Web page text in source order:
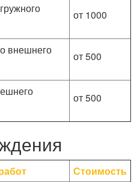
от 1000
внешнего
от 500
от 500
Стоимость